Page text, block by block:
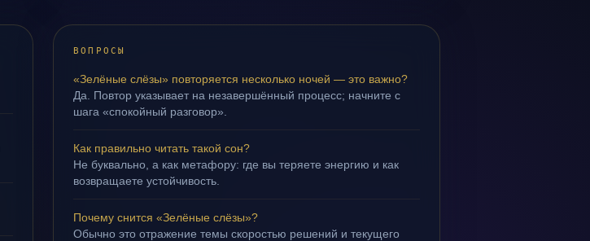
ВОПРОСЫ
«Зелёные слёзы» повторяется несколько ночей — это важно?
Да. Повтор указывает на незавершённый процесс; начните с
шага «спокойный разговор».
Как правильно читать такой сон?
Не буквально, а как метафору: где вы теряете энергию и как
возвращаете устойчивость.
Почему снится «Зелёные слёзы»?
Обычно это отражение темы скоростью решений и текущего